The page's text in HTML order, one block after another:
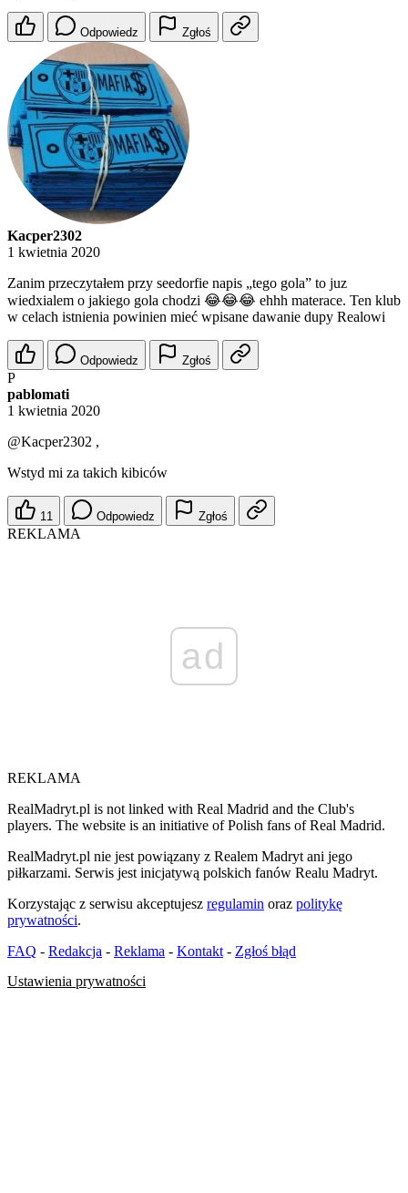
Odpowiedz Zgłoś
Kacper2302
1 kwietnia 2020
Zanim przeczytałem przy seedorfie napis „tego gola” to juz
wiedxialem o jakiego gola chodzi 😂😂😂 ehhh materace. Ten klub
w celach istnienia powinien mieć wpisane dawanie dupy Realowi
Odpowiedz Zgłoś
P
pablomati
1 kwietnia 2020
@Kacper2302 ,
Wstyd mi za takich kibiców
11 Odpowiedz Zgłoś
REKLAMA
ad
REKLAMA
RealMadryt.pl is not linked with Real Madrid and the Club's
players. The website is an initiative of Polish fans of Real Madrid.
RealMadryt.pl nie jest powiązany z Realem Madryt ani jego
piłkarzami. Serwis jest inicjatywą polskich fanów Realu Madryt.
Korzystając z serwisu akceptujesz regulamin oraz politykę
prywatności.
FAQ - Redakcja - Reklama - Kontakt - Zgłoś błąd
Ustawienia prywatności